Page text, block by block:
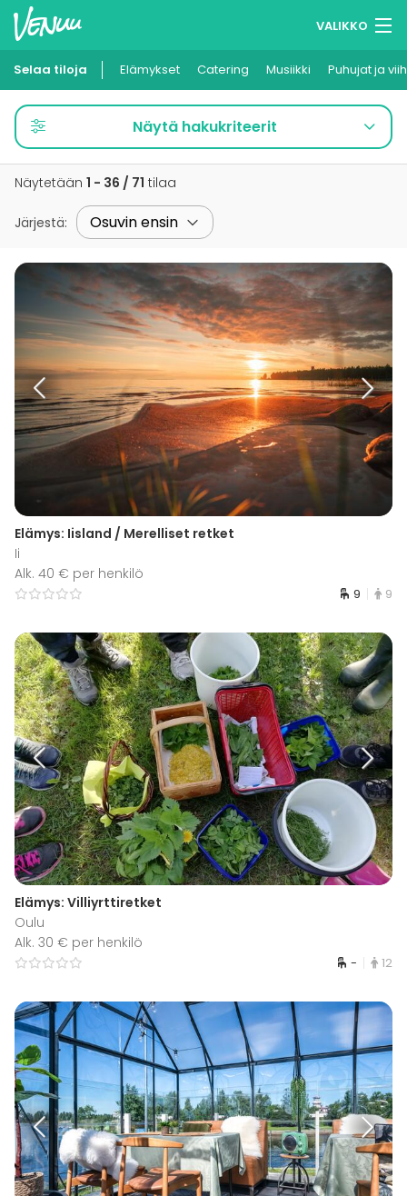
VALIKKO
Muistilistasi
Kirjaudu
Suomi
Selaa tiloja Elämykset Catering Musiikki Puhujat ja
Näytä hakukriteerit
Näytetään 1 - 36 / 71 tilaa
Järjestä:
Elämys: Iisland / Merelliset retket
Ii
Alk. 40 € per henkilö
9 9
Elämys: Villiyrttiretket
Oulu
Alk. 30 € per henkilö
- 12